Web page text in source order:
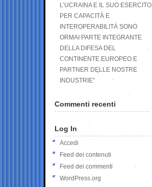
L’UCRAINA E IL SUO ESERCITO
PER CAPACITÀ E
INTEROPERABILITÀ SONO
ORMAI PARTE INTEGRANTE
DELLA DIFESA DEL
CONTINENTE EUROPEO E
PARTNER DELLE NOSTRE
INDUSTRIE”
Commenti recenti
Log In
Accedi
Feed dei contenuti
Feed dei commenti
WordPress.org